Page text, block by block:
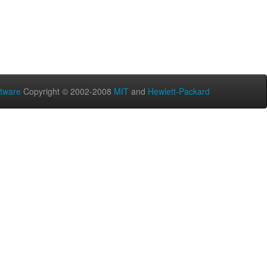
Copyright © 2002-2008 MIT and Hewlett-Packard